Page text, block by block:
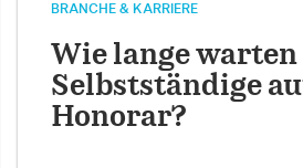
BRANCHE & KARRIERE
Wie lange warten
Selbstständige
Honorar?